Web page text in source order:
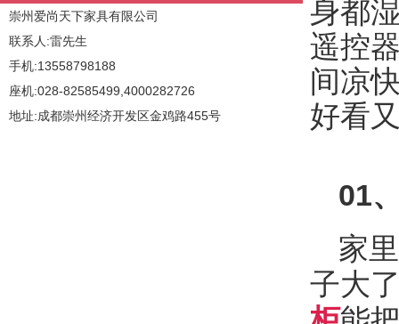
崇州爱尚天下家具有限公司
联系人:雷先生
手机:13558798188
座机:028-82585499,4000282726
地址:成都崇州经济开发区金鸡路455号
身都
遥控
间凉
好看
01
家
子大